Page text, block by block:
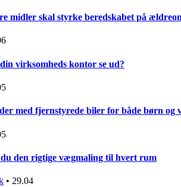
midler skal styrke beredskabet på
virksomheds kontor se ud?
med fjernstyrede biler for både børn og
den rigtige vægmaling til hvert rum
• 29.04